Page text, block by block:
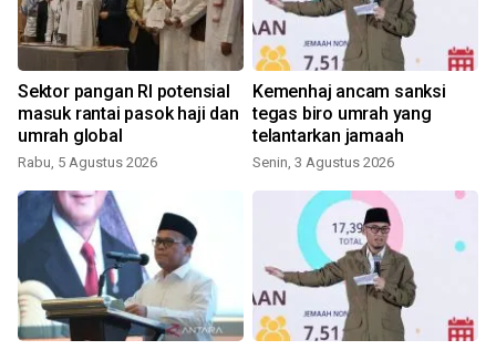
Sektor pangan RI potensial
masuk rantai pasok haji dan
umrah global
Rabu, 5 Agustus 2026
Kemenhaj ancam sanksi
tegas biro umrah yang
telantarkan jamaah
Senin, 3 Agustus 2026